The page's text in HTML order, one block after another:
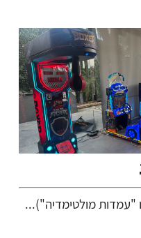
"עמדות מולטימדיה")...